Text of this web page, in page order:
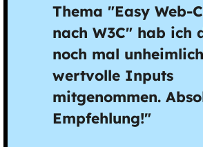
Thema "Easy Web-
nach W3C" hab ich
noch mal
wertvolle Inputs
mitgenommen.
Empfehlung!"